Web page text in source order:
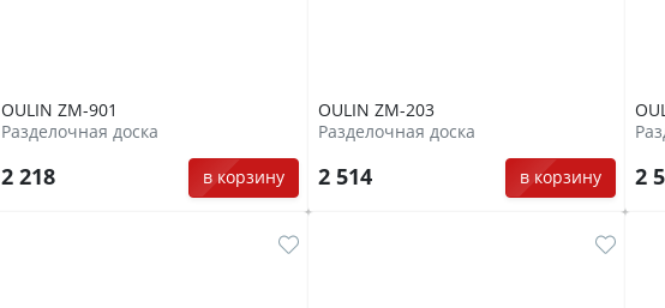
OULIN ZM-901
Разделочная доска
2 218 в корзину
OULIN ZM-203
Разделочная доска
2 514 в корзину 2